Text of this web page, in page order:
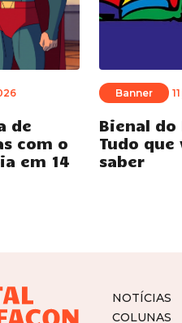
de
com o
em 14
Banner
Bienal do
Tudo que
saber
NOTÍCIAS
COLUNAS